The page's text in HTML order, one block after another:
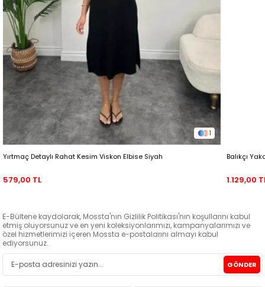
1
Yırtmaç Detaylı Rahat Kesim Viskon Elbise Siyah
579,00 TL
Balıkçı
1.129,00
E-Bültene kaydolarak, Mossta'nın Gizlilik Politikası'nın koşullarını kabul
etmiş oluyorsunuz ve en yeni koleksiyonlarımızı, kampanyalarımızı ve
özel hizmetlerimizi içeren Mossta e-postalarını almayı kabul
ediyorsunuz.
GÖNDER